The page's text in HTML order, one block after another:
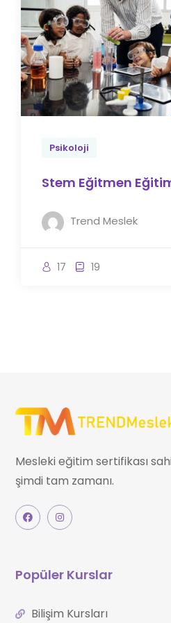
Psikoloji
Stem Eğitmen
Trend Meslek
17 19
Mesleki eğitim sertifikası
şimdi tam zamanı.
Popüler Kurslar
Bilişim Kursları